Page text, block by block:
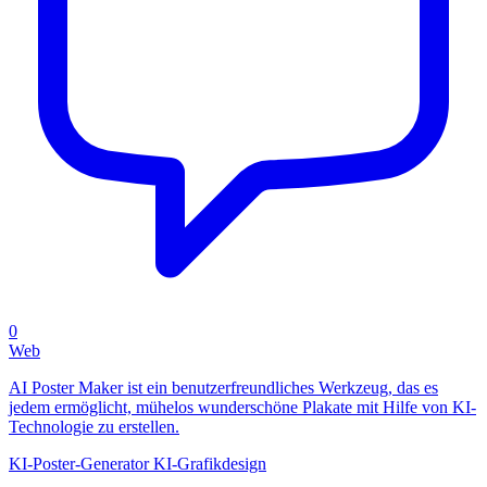
0
Web
AI Poster Maker ist ein benutzerfreundliches Werkzeug, das es
jedem ermöglicht, mühelos wunderschöne Plakate mit Hilfe von KI-
Technologie zu erstellen.
KI-Poster-GeneratorKI-Grafikdesign